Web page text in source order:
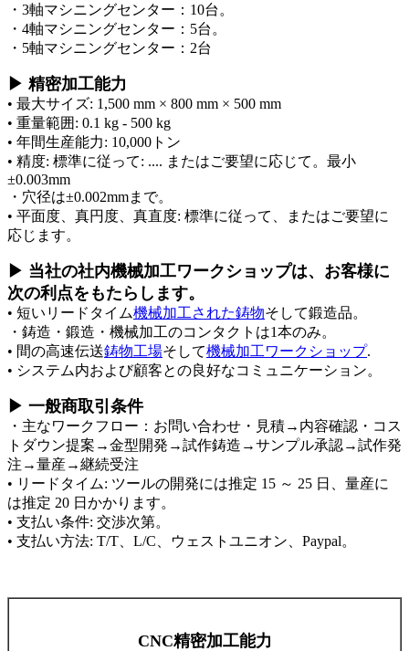
・3軸マシニングセンター：10台。
・4軸マシニングセンター：5台。
・5軸マシニングセンター：2台
▶ 精密加工能力
• 最大サイズ: 1,500 mm × 800 mm × 500 mm
• 重量範囲: 0.1 kg - 500 kg
• 年間生産能力: 10,000トン
• 精度: 標準に従って: .... またはご要望に応じて。最小
±0.003mm
・穴径は±0.002mmまで。
• 平面度、真円度、真直度: 標準に従って、またはご要望に
応じます。
▶ 当社の社内機械加工ワークショップは、お客様に
次の利点をもたらします。
• 短いリードタイム機械加工された鋳物そして鍛造品。
・鋳造・鍛造・機械加工のコンタクトは1本のみ。
• 間の高速伝送鋳物工場そして機械加工ワークショップ.
• システム内および顧客との良好なコミュニケーション。
▶ 一般商取引条件
・主なワークフロー：お問い合わせ・見積→内容確認・コス
トダウン提案→金型開発→試作鋳造→サンプル承認→試作発
注→量産→継続受注
• リードタイム: ツールの開発には推定 15 ～ 25 日、量産に
は推定 20 日かかります。
• 支払い条件: 交渉次第。
• 支払い方法: T/T、L/C、ウェストユニオン、Paypal。
CNC精密加工能力